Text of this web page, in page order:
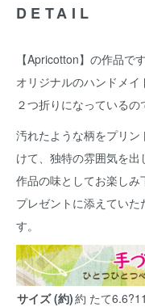
DETAIL
【Apricotton】の作品です
オリジナルのハンドメイ
２つ折りになっているの
汚れたような柄をプリ
けて、独特の雰囲気を出
作品の味としてお楽しみ
プレゼントに添えてい
す。
サイズ (約)約 たて